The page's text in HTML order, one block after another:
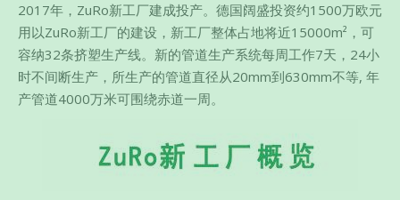
2017年，ZuRo新工厂建成投产。德国阔盛投资约1500万欧元
用以ZuRo新工厂的建设，新工厂整体占地将近15000m²，可
容纳32条挤塑生产线。新的管道生产系统每周工作7天，24小
时不间断生产，所生产的管道直径从20mm到630mm不等, 年
产管道4000万米可围绕赤道一周。